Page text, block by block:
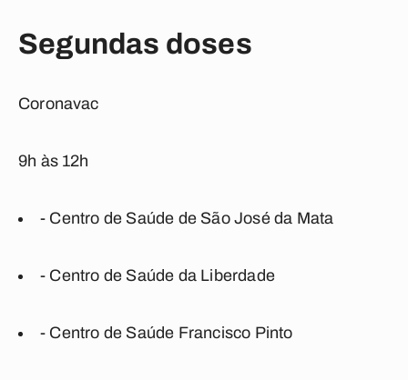
Segundas doses
Coronavac
9h às 12h
- Centro de Saúde de São José da Mata
- Centro de Saúde da Liberdade
- Centro de Saúde Francisco Pinto